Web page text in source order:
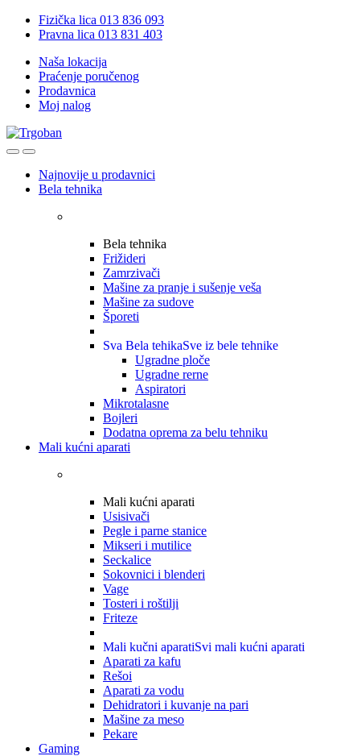
Skip
Skip
Fizička lica 013 836 093
Pravna lica 013 831 403
Naša lokacija
Praćenje poručenog
Prodavnica
Moj nalog
OpenClose
Najnovije u prodavnici
Bela tehnika
Bela tehnika
Frižideri
Zamrzivači
Mašine za pranje i sušenje veša
Mašine za sudove
Šporeti
Sva Bela tehikaSve iz bele tehnike
Ugradne ploče
Ugradne rerne
Aspiratori
Mikrotalasne
Bojleri
Dodatna oprema za belu tehniku
Mali kućni aparati
Mali kućni aparati
Usisivači
Pegle i parne stanice
Mikseri i mutilice
Seckalice
Sokovnici i blenderi
Vage
Tosteri i roštilji
Friteze
Mali kučni aparatiSvi mali kućni aparati
Aparati za kafu
Rešoi
Aparati za vodu
Dehidratori i kuvanje na pari
Mašine za meso
Pekare
Gaming